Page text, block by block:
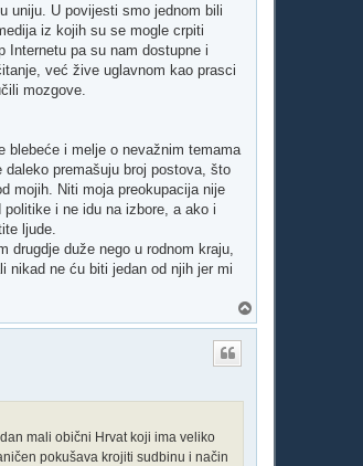
uniju. U povijesti smo jednom bili
iz kojih su se mogle crpiti
Internetu pa su nam dostupne i
već žive uglavnom kao prasci
mozgove.
blebeće i melje o nevažnim temama
premašuju broj postova, što
mojih. Niti moja preokupacija nije
i ne idu na izbore, a ako i
ljude.
duže nego u rodnom kraju,
nikad ne ću biti jedan od njih jer mi
r
mali obični Hrvat koji ima veliko
pokušava krojiti sudbinu i način